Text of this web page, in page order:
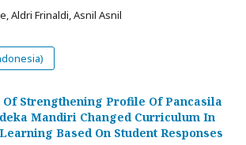
Aldri Frinaldi, Asnil Asnil
Strengthening Profile Of Pancasila
Mandiri Changed Curriculum In
Based On Student Responses